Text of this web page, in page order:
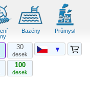
Bazény Průmysl
30
desek
100
desek
▼